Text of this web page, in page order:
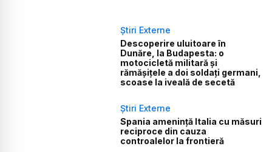
Știri Externe
Descoperire uluitoare în
Dunăre, la Budapesta: o
motocicletă militară și
rămășițele a doi soldați germani,
scoase la iveală de secetă
Știri Externe
Spania amenință Italia cu măsuri
reciproce din cauza
controalelor la frontieră